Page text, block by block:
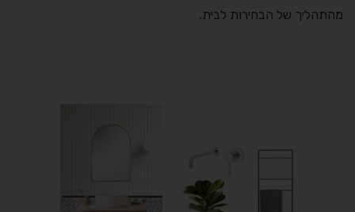
מהתהליך של הבחירות לבית.